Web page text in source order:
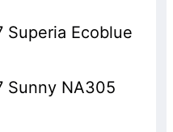
Superia Ecoblue
Sunny NA305